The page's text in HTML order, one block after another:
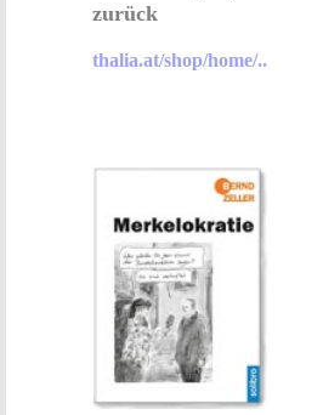
zurück
thalia.at/shop/home/..